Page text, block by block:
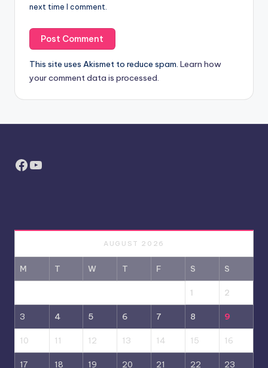
next time I comment.
This site uses Akismet to reduce spam. Learn how
your comment data is processed.
Facebook
YouTube
AUGUST 2026
M T W T F S S
1 2
3 4 5 6 7 8 9
10 11 12 13 14 15 16
17 18 19 20 21 22 23